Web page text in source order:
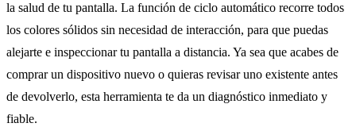
la salud de tu pantalla. La función de ciclo automático recorre todos
los colores sólidos sin necesidad de interacción, para que puedas
alejarte e inspeccionar tu pantalla a distancia. Ya sea que acabes de
comprar un dispositivo nuevo o quieras revisar uno existente antes
de devolverlo, esta herramienta te da un diagnóstico inmediato y
fiable.